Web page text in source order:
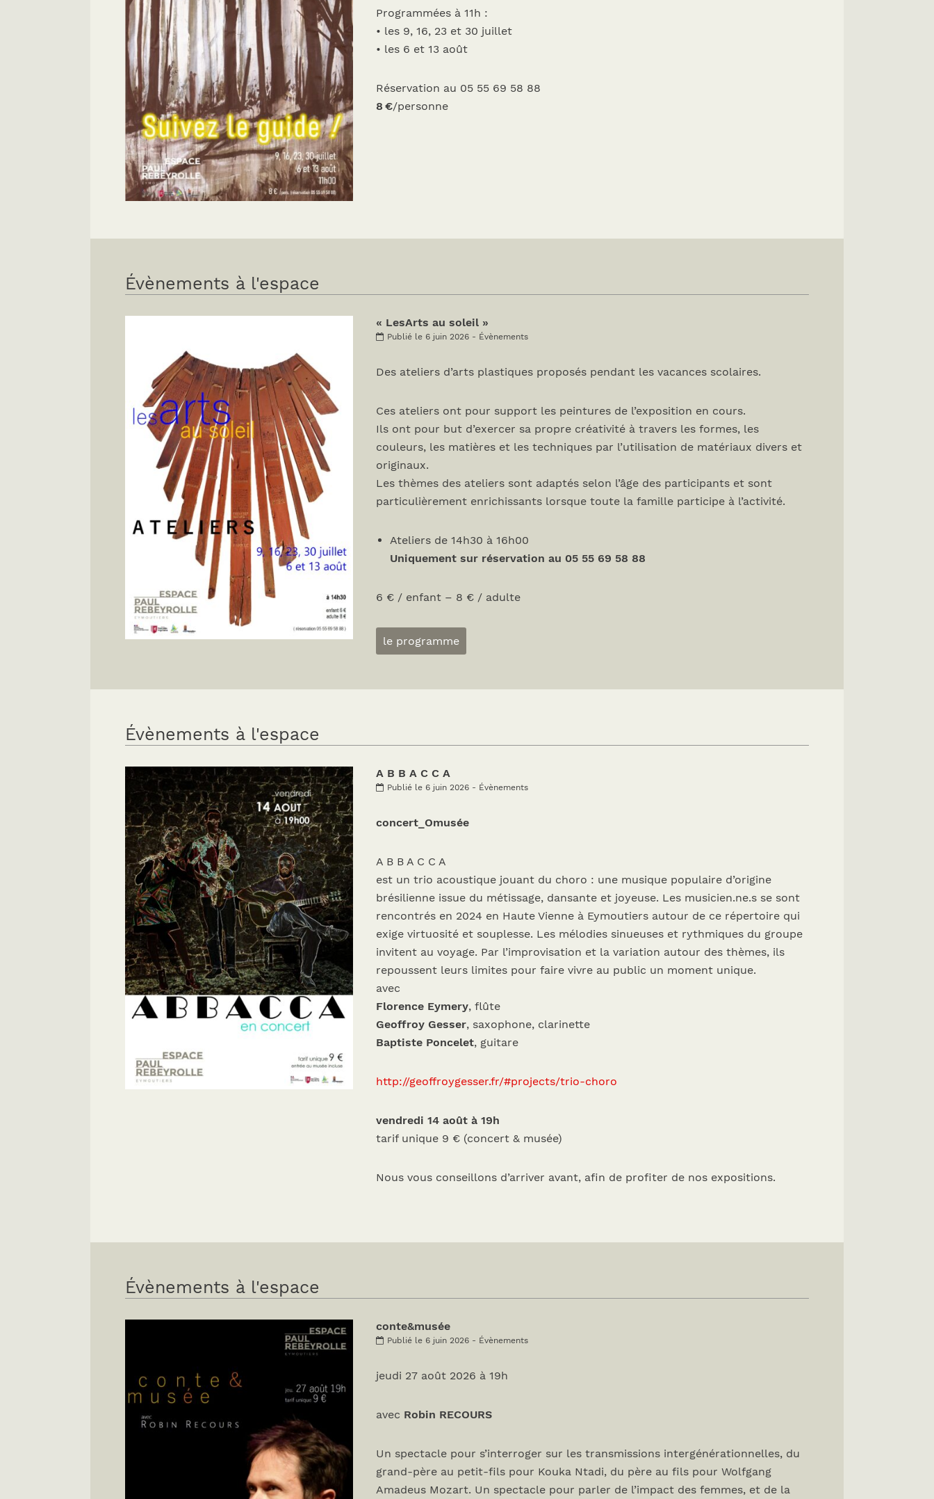
Programmées à 11h :
• les 9, 16, 23 et 30 juillet
• les 6 et 13 août
Réservation au 05 55 69 58 88
8 €/personne
Évènements à l'espace
« LesArts au soleil »
Publié le 6 juin 2026 - Évènements
Des ateliers d’arts plastiques proposés pendant les vacances scolaires.
Ces ateliers ont pour support les peintures de l’exposition en cours.
Ils ont pour but d’exercer sa propre créativité à travers les formes, les
couleurs, les matières et les techniques par l’utilisation de matériaux divers et
originaux.
Les thèmes des ateliers sont adaptés selon l’âge des participants et sont
particulièrement enrichissants lorsque toute la famille participe à l’activité.
Ateliers de 14h30 à 16h00
Uniquement sur réservation au 05 55 69 58 88
6 € / enfant – 8 € / adulte
le programme
Évènements à l'espace
A B B A C C A
Publié le 6 juin 2026 - Évènements
concert_Omusée
A B B A C C A
est un trio acoustique jouant du choro : une musique populaire d’origine
brésilienne issue du métissage, dansante et joyeuse. Les musicien.ne.s se sont
rencontrés en 2024 en Haute Vienne à Eymoutiers autour de ce répertoire qui
exige virtuosité et souplesse. Les mélodies sinueuses et rythmiques du groupe
invitent au voyage. Par l’improvisation et la variation autour des thèmes, ils
repoussent leurs limites pour faire vivre au public un moment unique.
avec
Florence Eymery, flûte
Geoffroy Gesser, saxophone, clarinette
Baptiste Poncelet, guitare
http://geoffroygesser.fr/#projects/trio-choro
vendredi 14 août à 19h
tarif unique 9 € (concert & musée)
Nous vous conseillons d’arriver avant, afin de profiter de nos expositions.
Évènements à l'espace
conte&musée
Publié le 6 juin 2026 - Évènements
jeudi 27 août 2026 à 19h
avec Robin RECOURS
Un spectacle pour s’interroger sur les transmissions intergénérationnelles, du
grand-père au petit-fils pour Kouka Ntadi, du père au fils pour Wolfgang
Amadeus Mozart. Un spectacle pour parler de l’impact des femmes, et de la